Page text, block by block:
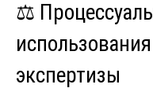
⚖️
экспертизы